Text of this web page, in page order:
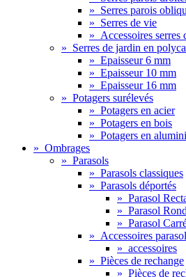
» Serres parois
» Serres de vie
» Accessoires serres
» Serres de jardin en
» Epaisseur 6 mm
» Epaisseur 10 mm
» Epaisseur 16 mm
» Potagers surélevés
» Potagers en acier
» Potagers en bois
» Potagers en
» Ombrages
» Parasols
» Parasols classiques
» Parasols déportés
» Parasol
» Parasol Rond
» Parasol
» Accessoires
» accessoires
» Pièces de rechange
» Pièces de